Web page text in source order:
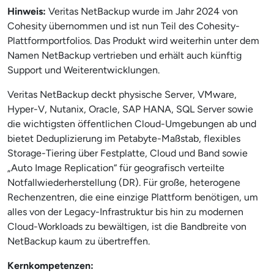
Hinweis: Veritas NetBackup wurde im Jahr 2024 von
Cohesity übernommen und ist nun Teil des Cohesity-
Plattformportfolios. Das Produkt wird weiterhin unter dem
Namen NetBackup vertrieben und erhält auch künftig
Support und Weiterentwicklungen.
Veritas NetBackup deckt physische Server, VMware,
Hyper-V, Nutanix, Oracle, SAP HANA, SQL Server sowie
die wichtigsten öffentlichen Cloud-Umgebungen ab und
bietet Deduplizierung im Petabyte-Maßstab, flexibles
Storage-Tiering über Festplatte, Cloud und Band sowie
„Auto Image Replication“ für geografisch verteilte
Notfallwiederherstellung (DR). Für große, heterogene
Rechenzentren, die eine einzige Plattform benötigen, um
alles von der Legacy-Infrastruktur bis hin zu modernen
Cloud-Workloads zu bewältigen, ist die Bandbreite von
NetBackup kaum zu übertreffen.
Kernkompetenzen: